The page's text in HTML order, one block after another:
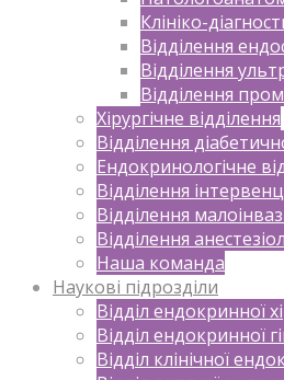
Клініко-
Відділення
Відділення
Відділення
Хірургічне відділення
Відділення
Ендокринологічне
Відділення
Відділення
Відділення
Наша команда
Наукові підрозділи
Відділ ендокринної
Відділ ендокринної
Відділ клінічної